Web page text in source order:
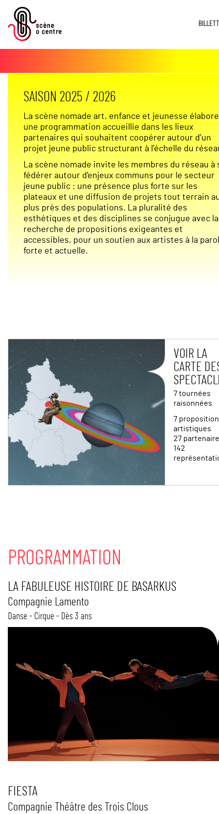
SAISON 2025 / 2026
La scène nomade art, enfance et jeunesse élabore
une programmation accueillie dans les lieux
partenaires qui souhaitent coopérer autour d’un
projet jeune public structurant à l’échelle du
La scène nomade invite les membres du réseau à
fédérer autour d'enjeux communs pour le secteur
jeune public : une présence plus forte sur les
plateaux et une diffusion de projets tout terrain
plus près des populations. La pluralité des
esthétiques et des disciplines se conjugue avec la
recherche de propositions exigeantes et
accessibles, pour un soutien aux artistes à la
forte et actuelle.
VOIR LA
CARTE
7 tournées
raisonnées
7
artistiques
27
142
PROGRAMMATION
LA FABULEUSE HISTOIRE DE BASARKUS
Compagnie Lamento
Danse - Cirque - Dès 3 ans
FIESTA
Compagnie Théâtre des Trois Clous